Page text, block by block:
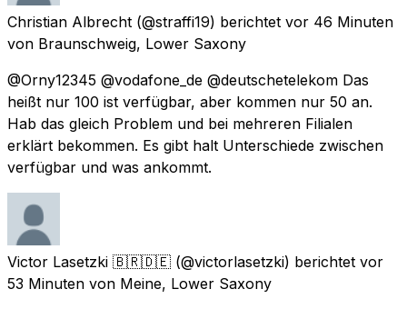
Christian Albrecht (@straffi19) berichtet vor 46 Minuten
von Braunschweig, Lower Saxony
@Orny12345 @vodafone_de @deutschetelekom Das
heißt nur 100 ist verfügbar, aber kommen nur 50 an.
Hab das gleich Problem und bei mehreren Filialen
erklärt bekommen. Es gibt halt Unterschiede zwischen
verfügbar und was ankommt.
Victor Lasetzki 🇧🇷🇩🇪 (@victorlasetzki) berichtet vor
53 Minuten von Meine, Lower Saxony